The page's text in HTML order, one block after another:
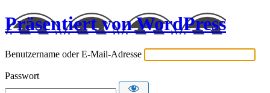
Präsentiert von WordPress
Benutzername oder E-Mail-Adresse
Passwort